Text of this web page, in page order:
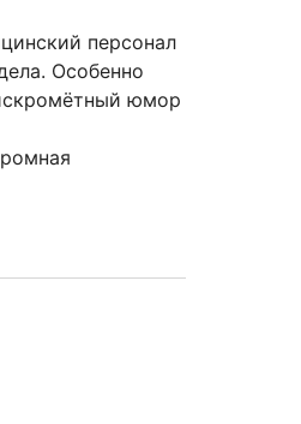
персонал
Особенно
юмор